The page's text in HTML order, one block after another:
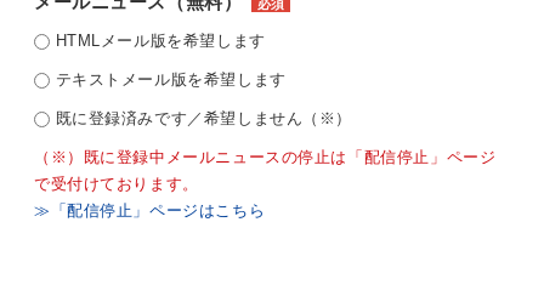
必須
HTMLメール版を希望します
テキストメール版を希望します
既に登録済みです／希望しません（※）
（※）既に登録中メールニュースの停止は「配信停止」ページ
で受付けております。
≫「配信停止」ページはこちら